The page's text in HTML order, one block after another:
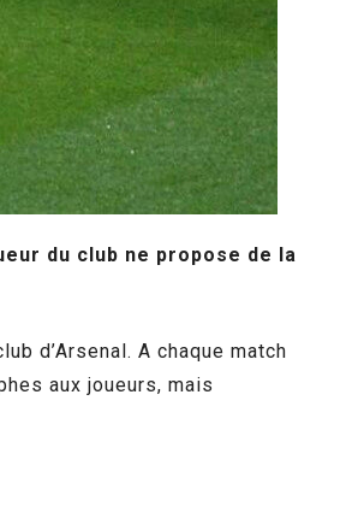
du club ne propose de la
d’Arsenal. A chaque match
aux joueurs, mais